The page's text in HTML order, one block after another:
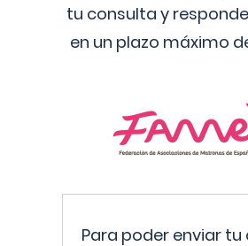
tu consulta y
en un plazo máximo
Para poder enviar